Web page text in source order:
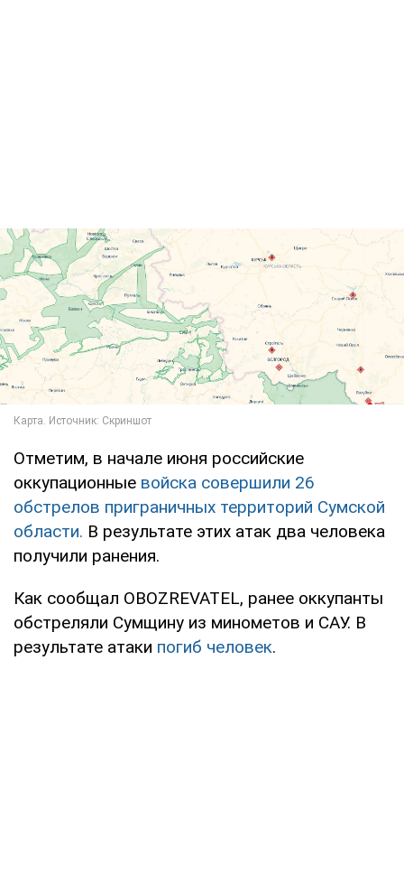
Отметим, в начале июня российские
оккупационные войска совершили 26
обстрелов приграничных территорий Сумской
области. В результате этих атак два человека
получили ранения.
Как сообщал OBOZREVATEL, ранее оккупанты
обстреляли Сумщину из минометов и САУ. В
результате атаки погиб человек.